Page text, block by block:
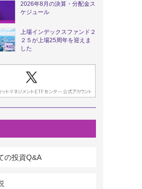
2026年8月の決算・分配金ス
ケジュール
上場インデックスファンド２
２５が上場25周年を迎えま
した
の投資Q&A